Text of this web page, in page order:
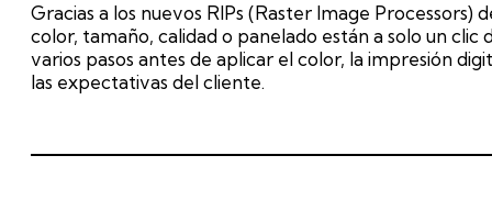
Gracias a los nuevos RIPs (Raster Image
color, tamaño, calidad o panelado están a solo un
varios pasos antes de aplicar el color, la impresión
las expectativas del cliente.